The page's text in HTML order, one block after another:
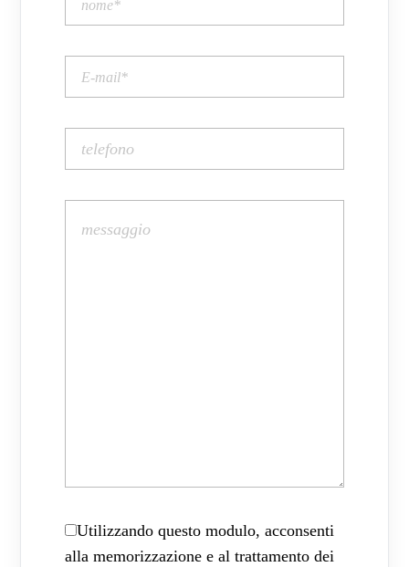
Utilizzando questo modulo, acconsenti
alla memorizzazione e al trattamento dei